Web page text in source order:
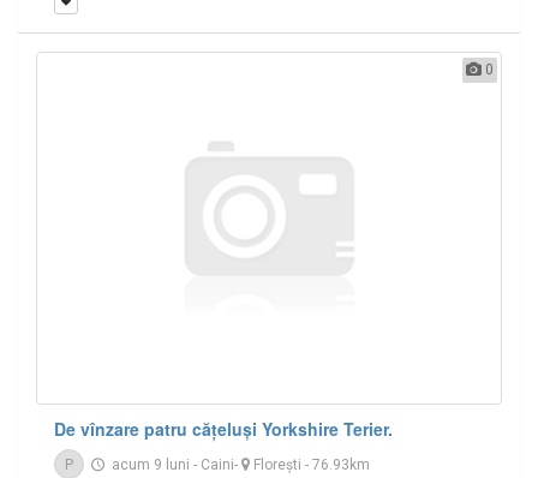
0
De vînzare patru cățeluși Yorkshire Terier.
P acum 9 luni - Caini- Floreşti - 76.93km